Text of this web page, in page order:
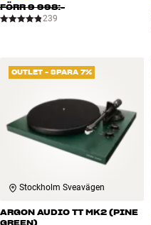
FÖRR9 998:-
239
OUTLET - SPARA 7%
Stockholm Sveavägen
ARGON AUDIO TT MK2 (PINE
GREEN)